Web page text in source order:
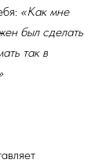
«Как мне
был сделать
так в